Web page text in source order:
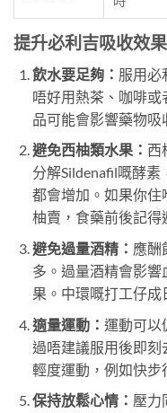
提升必利吉吸收效
飲水要足夠： 服用必
唔好用熱茶、咖啡
品可能會影響藥物吸
避免西柚類水果： 西
分解Sildenafil嘅酵
都會增加。如果你
柚賣，食藥前後記得
避免過量酒精： 應酬
多。過量酒精會影
果。中環嘅打工仔成
適量運動： 運動可以
過唔建議服用後即
輕度運動，例如快步
保持放鬆心情： 壓力